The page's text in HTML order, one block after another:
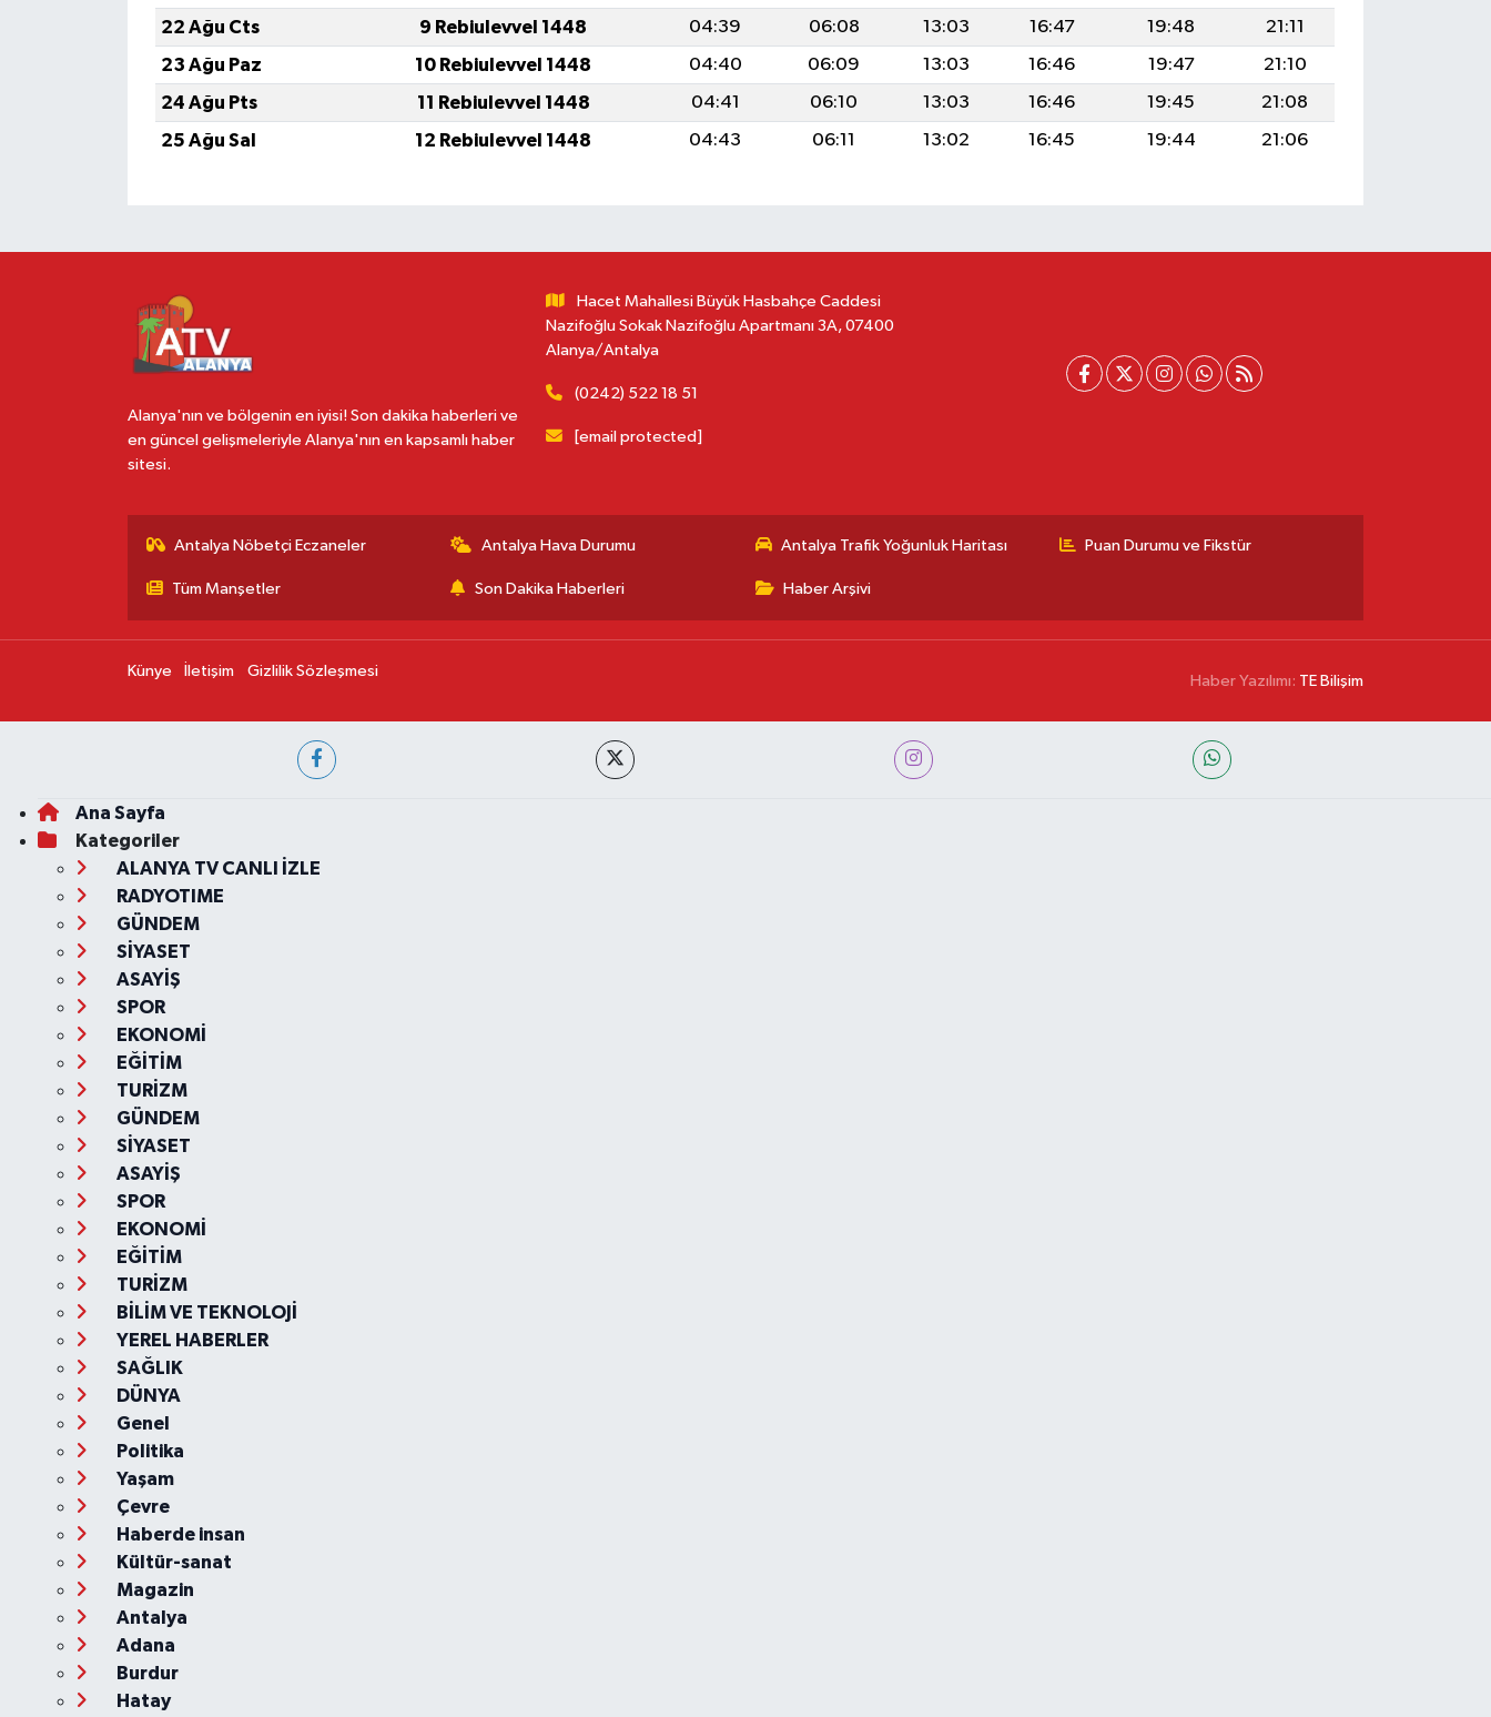
22 Ağu Cts
9 Rebiulevvel 1448 04:39 06:08 13:03 16:47 19:48
21:11
23 Ağu Paz
10 Rebiulevvel 1448 04:40 06:09 13:03 16:46 19:47
21:10
24 Ağu Pts
11 Rebiulevvel 1448 04:41 06:10 13:03 16:46 19:45
21:08
25 Ağu Sal
12 Rebiulevvel 1448 04:43 06:11 13:02 16:45 19:44 21:06
Alanya'nın ve bölgenin en iyisi! Son dakika haberleri ve
en güncel gelişmeleriyle Alanya'nın en kapsamlı haber
sitesi.
Hacet Mahallesi Büyük Hasbahçe Caddesi
Nazifoğlu Sokak Nazifoğlu Apartmanı 3A, 07400
Alanya/Antalya
(0242) 522 18 51
[email protected]
Antalya Nöbetçi Eczaneler Antalya Hava Durumu Antalya Trafik Yoğunluk Haritası Puan Durumu ve Fikstür
Tüm Manşetler Son Dakika Haberleri Haber Arşivi
Künye İletişim Gizlilik Sözleşmesi
Haber Yazılımı: TE Bilişim
Ana Sayfa
Kategoriler
ALANYA TV CANLI İZLE
RADYOTIME
GÜNDEM
SİYASET
ASAYİŞ
SPOR
EKONOMİ
EĞİTİM
TURİZM
GÜNDEM
SİYASET
ASAYİŞ
SPOR
EKONOMİ
EĞİTİM
TURİZM
BİLİM VE TEKNOLOJİ
YEREL HABERLER
SAĞLIK
DÜNYA
Genel
Politika
Yaşam
Çevre
Haberde insan
Kültür-sanat
Magazin
Antalya
Adana
Burdur
Hatay